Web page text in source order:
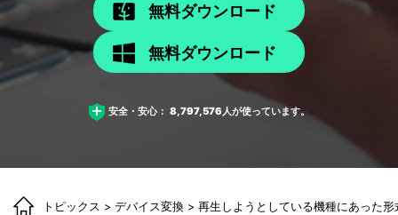
無料ダウンロード
無料ダウンロード
安全・安心： 8,797,576人が使っています。
トピックス > デバイス変換 > 再生しようとしている機種にあった